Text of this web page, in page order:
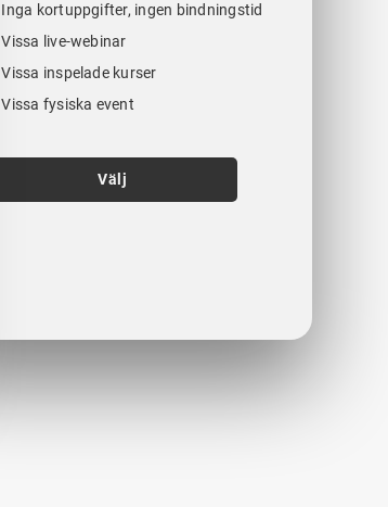
Inga kortuppgifter, ingen bindningstid
Vissa live-webinar
Vissa inspelade kurser
Vissa fysiska event
Välj